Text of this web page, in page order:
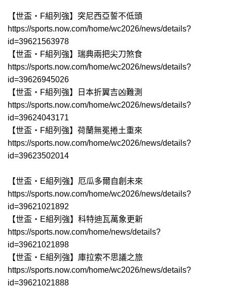
【世盃‧F組列強】突尼西亞誓不低頭
https://sports.now.com/home/wc2026/news/details?
id=39621563978
【世盃‧F組列強】瑞典兩把尖刀煞食
https://sports.now.com/home/wc2026/news/details?
id=39626945026
【世盃‧F組列強】日本折翼吉凶難測
https://sports.now.com/home/wc2026/news/details?
id=39624043171
【世盃‧F組列強】荷蘭無冕捲土重來
https://sports.now.com/home/wc2026/news/details?
id=39623502014
【世盃‧E組列強】厄瓜多爾自創未來
https://sports.now.com/home/wc2026/news/details?
id=39621021892
【世盃‧E組列強】科特迪瓦萬象更新
https://sports.now.com/home/news/details?
id=39621021898
【世盃‧E組列強】庫拉索不思議之旅
https://sports.now.com/home/wc2026/news/details?
id=39621021888